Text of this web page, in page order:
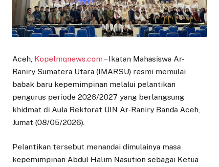
Aceh, Kopelmqnews.com– Ikatan Mahasiswa Ar-
Raniry Sumatera Utara (IMARSU) resmi memulai
babak baru kepemimpinan melalui pelantikan
pengurus periode 2026/2027 yang berlangsung
khidmat di Aula Rektorat UIN Ar-Raniry Banda Aceh,
Jumat (08/05/2026).
Pelantikan tersebut menandai dimulainya masa
kepemimpinan Abdul Halim Nasution sebagai Ketua